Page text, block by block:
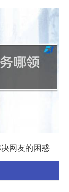
网友的困惑